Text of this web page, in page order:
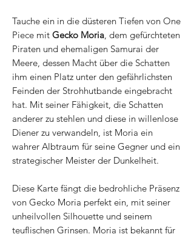
Tauche ein in die düsteren Tiefen von One
Piece mit Gecko Moria, dem gefürchteten
Piraten und ehemaligen Samurai der
Meere, dessen Macht über die Schatten
ihm einen Platz unter den gefährlichsten
Feinden der Strohhutbande eingebracht
hat. Mit seiner Fähigkeit, die Schatten
anderer zu stehlen und diese in willenlose
Diener zu verwandeln, ist Moria ein
wahrer Albtraum für seine Gegner und ein
strategischer Meister der Dunkelheit.
Diese Karte fängt die bedrohliche Präsenz
von Gecko Moria perfekt ein, mit seiner
unheilvollen Silhouette und seinem
teuflischen Grinsen. Moria ist bekannt für